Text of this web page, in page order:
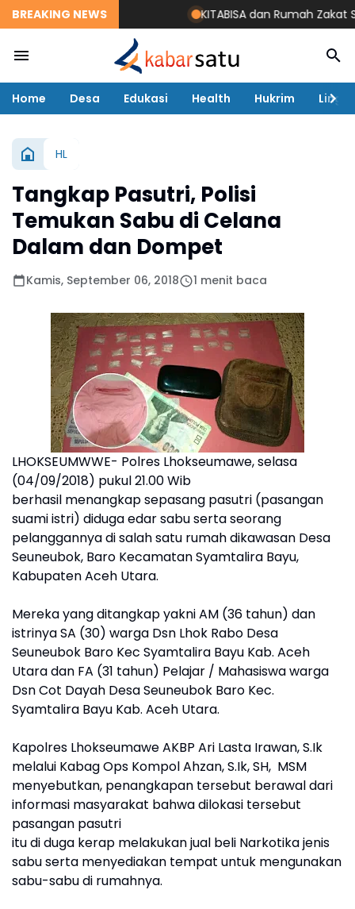
BREAKING NEWS KITABISA dan Rumah Zakat
Home Desa Edukasi Health Hukrim
HL
Tangkap Pasutri, Polisi
Temukan Sabu di Celana
Dalam dan Dompet
Kamis, September 06, 2018 1 menit baca
LHOKSEUMWWE- Polres Lhokseumawe, selasa
(04/09/2018) pukul 21.00 Wib
berhasil menangkap sepasang pasutri (pasangan
suami istri) diduga edar sabu serta seorang
pelanggannya di salah satu rumah dikawasan Desa
Seuneubok, Baro Kecamatan Syamtalira Bayu,
Kabupaten Aceh Utara.
Mereka yang ditangkap yakni AM (36 tahun) dan
istrinya SA (30) warga Dsn Lhok Rabo Desa
Seuneubok Baro Kec Syamtalira Bayu Kab. Aceh
Utara dan FA (31 tahun) Pelajar / Mahasiswa warga
Dsn Cot Dayah Desa Seuneubok Baro Kec.
Syamtalira Bayu Kab. Aceh Utara.
Kapolres Lhokseumawe AKBP Ari Lasta Irawan, S.Ik
melalui Kabag Ops Kompol Ahzan, S.Ik, SH, MSM
menyebutkan, penangkapan tersebut berawal dari
informasi masyarakat bahwa dilokasi tersebut
pasangan pasutri
itu di duga kerap melakukan jual beli Narkotika jenis
sabu serta menyediakan tempat untuk mengunakan
sabu-sabu di rumahnya.